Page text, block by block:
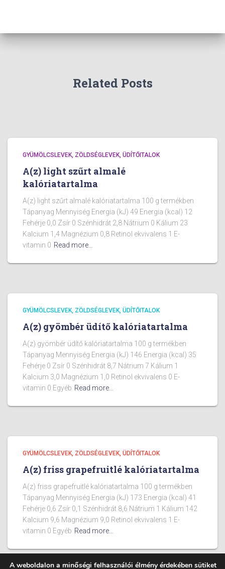
Related Posts
GYÜMÖLCSLEVEK, ZÖLDSÉGLEVEK, ÜDÍTŐITALOK
A(z) light szűrt almalé
kalóriatartalma
A(z) light szűrt almalé kalóriatartalma 100 g termékben
Tápanyag Mennyiség Energia (kJ) 49 Energia (kcal) 12
Fehérje 0,0 Zsír 0 Szénhidrát 2,8 Nátrium 0 Kálium 23
Kalcium 1,4 Magnézium 0,8 Retinol ekvivalens 1 E-
vitamin 0 Read more…
GYÜMÖLCSLEVEK, ZÖLDSÉGLEVEK, ÜDÍTŐITALOK
A(z) gyömbér üdítő kalóriatartalma
A(z) gyömbér üdítő kalóriatartalma 100 g termékben
Tápanyag Mennyiség Energia (kJ) 146 Energia (kcal) 35
Fehérje 0 Zsír 0 Szénhidrát 8,7 Nátrium 7 Kálium 1
Kalcium 3,0 Magnézium 1,0 Retinol ekvivalens 0 E-
vitamin 0 Egyéb Read more…
GYÜMÖLCSLEVEK, ZÖLDSÉGLEVEK, ÜDÍTŐITALOK
A(z) friss grapefruitlé kalóriatartalma
A(z) friss grapefruitlé kalóriatartalma 100 g termékben
Tápanyag Mennyiség Energia (kJ) 173 Energia (kcal) 41
Fehérje 0,6 Zsír 0,1 Szénhidrát 8,6 Nátrium 1 Kálium 142
Kalcium 9,6 Magnézium 9,0 Retinol ekvivalens 1 E-
vitamin 0 Egyéb Read more…
A weboldalon a minőségi felhasználói élmény érdekében sütiket